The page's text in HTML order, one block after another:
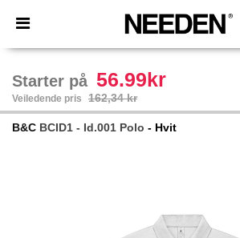
× Needen-app
Bedre priser i appen!
Starter på 56.99kr
Veiledende pris 162,34 kr
B&C BCID1 - Id.001 Polo - Hvit